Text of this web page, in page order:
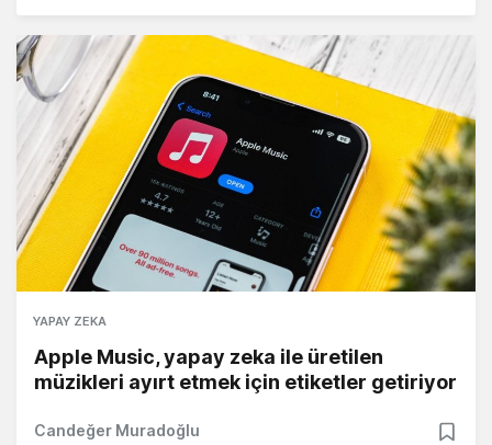
YAPAY ZEKA
Apple Music, yapay zeka ile üretilen
müzikleri ayırt etmek için etiketler getiriyor
Candeğer Muradoğlu